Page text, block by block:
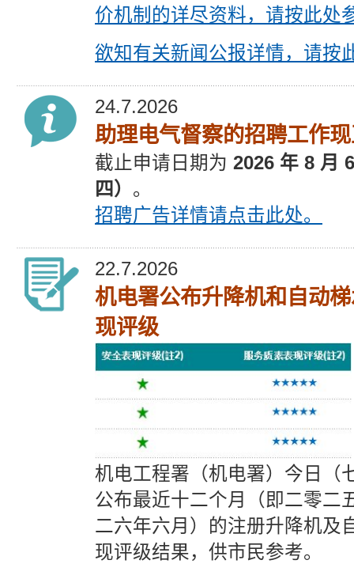
价机制的详尽资料，请按此处
欲知有关新闻公报详情，请按
24.7.2026
助理电气督察的招聘工作
截止申请 日期为 2026 年 8 月
四） 。
招聘广告详情请点击此处。
22.7.2026
机电署公布升降机和自动
现评级
机电工程署（机电署）今日（
公布最近十二个月（即二零二
二六年六月）的注册升降机及
现评级结果，供市民参考。